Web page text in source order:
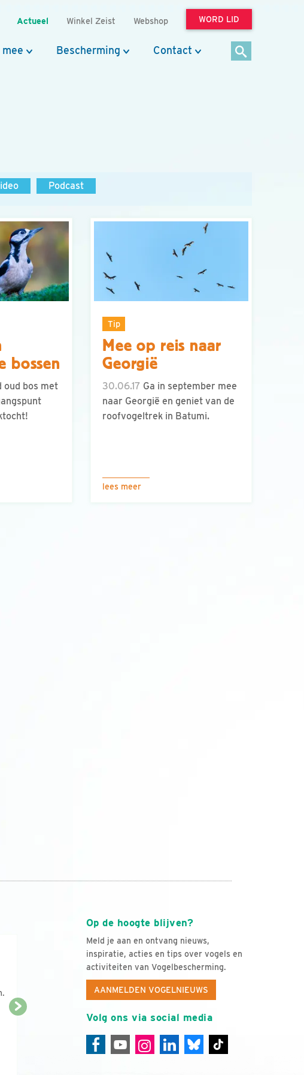
Actueel Winkel Zeist Webshop WORD LID
Bescherming Contact
Podcast
bossen
oud bos met
Tip
Mee op reis naar
Georgië
30.06.17 Ga in september mee
naar Georgië en geniet van de
roofvogeltrek in Batumi.
lees meer
Op de hoogte blijven?
Meld je aan en ontvang nieuws,
inspiratie, acties en tips over vogels en
activiteiten van Vogelbescherming.
AANMELDEN VOGELNIEUWS
Volg ons via social media